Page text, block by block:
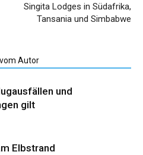
Singita Lodges in Südafrika,
Tansania und Simbabwe
Autor
und
gilt
Elbstrand